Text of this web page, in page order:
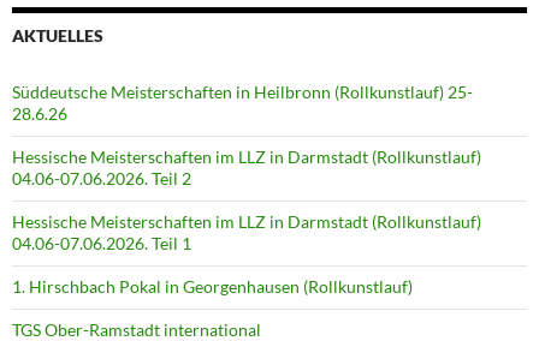
AKTUELLES
Süddeutsche Meisterschaften in Heilbronn (Rollkunstlauf) 25-
28.6.26
Hessische Meisterschaften im LLZ in Darmstadt (Rollkunstlauf)
04.06-07.06.2026. Teil 2
Hessische Meisterschaften im LLZ in Darmstadt (Rollkunstlauf)
04.06-07.06.2026. Teil 1
1. Hirschbach Pokal in Georgenhausen (Rollkunstlauf)
TGS Ober-Ramstadt international